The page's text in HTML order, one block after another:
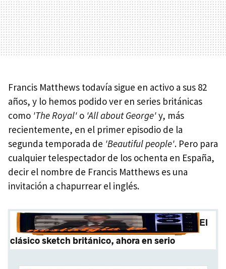
Francis Matthews todavía sigue en activo a sus 82
años, y lo hemos podido ver en series británicas
como 'The Royal' o 'All about George'y, más
recientemente, en el primer episodio de la
segunda temporada de 'Beautiful people'. Pero para
cualquier telespectador de los ochenta en España,
decir el nombre de Francis Matthews es una
invitación a chapurrear el inglés.
El
clásico sketch británico, ahora en serio